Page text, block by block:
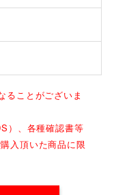
ることがございま
）、各種確認書等
入頂いた商品に限